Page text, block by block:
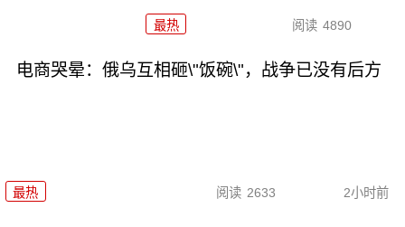
最热 阅读 4890
电商哭晕：俄乌互相砸\"饭碗\"，战争已没有后方
最热 阅读 2633 2小时前